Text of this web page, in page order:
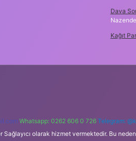
Dava
Nazende
Kağıt
Whatsapp: 0262 606 0 726 Telegram:
Sağlayıcı olarak hizmet vermektedir. Bu